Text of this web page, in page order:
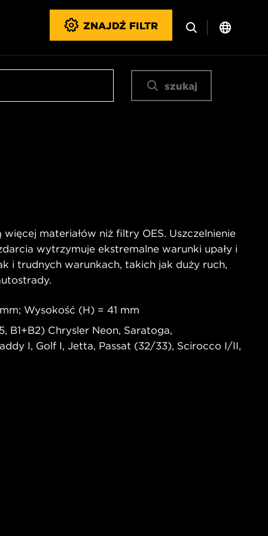
ZNAJDŹ FILTR
szukaj
materiałów niż filtry OES. Uszczelnienie
wytrzymuje ekstremalne warunki upały i
i trudnych warunkach, takich jak duży ruch,
Wysokość (H) = 41 mm
Chrysler Neon, Saratoga,
I, Golf I, Jetta, Passat (32/33), Scirocco I/II,